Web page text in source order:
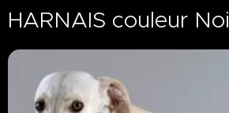
HARNAIS couleur